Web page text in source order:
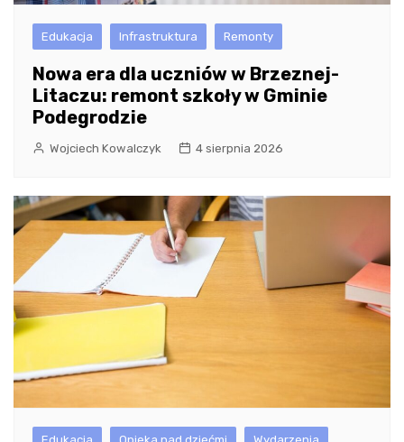
Edukacja Infrastruktura Remonty
Nowa era dla uczniów w Brzeznej-
Litaczu: remont szkoły w Gminie
Podegrodzie
Wojciech Kowalczyk 4 sierpnia 2026